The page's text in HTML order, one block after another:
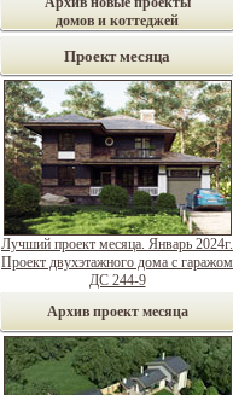
домов и коттеджей
Проект месяца
Лучший проект месяца. Январь 2024г.
Проект двухэтажного дома с гаражом
ДС 244-9
Архив проект месяца